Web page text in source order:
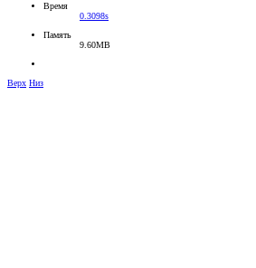
Время
0.3098s
Память
9.60MB
Верх Низ